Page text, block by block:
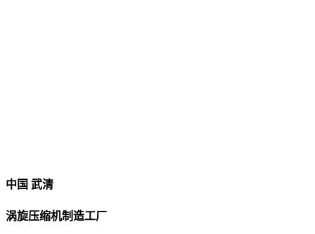
中国 武清
涡旋压缩机制造工厂